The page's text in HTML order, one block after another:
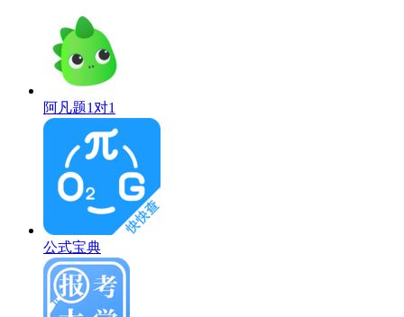
阿凡题1对1
公式宝典